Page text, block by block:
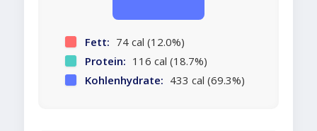
Fett: 74 cal (12.0%)
Protein: 116 cal (18.7%)
Kohlenhydrate: 433 cal (69.3%)